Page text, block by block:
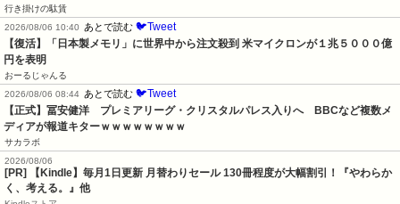
行き掛けの駄賃
2026/08/06 10:40
あとで読む 🐦Tweet
【復活】「日本製メモリ」に世界中から注文殺到 米マイクロンが１兆５０００億
円を表明
おーるじゃんる
2026/08/06 08:44 あとで読む 🐦Tweet
【正式】冨安健洋　プレミアリーグ・クリスタルパレス入りへ　BBCなど複数メ
ディアが報道キターｗｗｗｗｗｗｗｗ
サカラボ
2026/08/06
[PR]
【Kindle】毎月1日更新 月替わりセール 130冊程度が大幅割引！『やわらか
く、考える。』他